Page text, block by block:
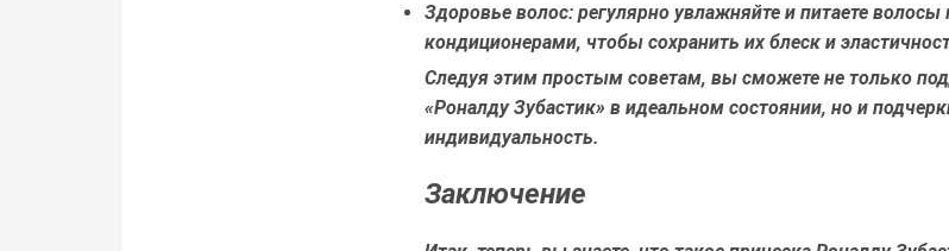
Здоровье волос: регулярно увлажняйте и питаете
кондиционерами, чтобы сохранить их блеск и
Следуя этим простым советам, вы сможете не только
«Роналду Зубастик» в идеальном состоянии, но и
индивидуальность.
Заключение